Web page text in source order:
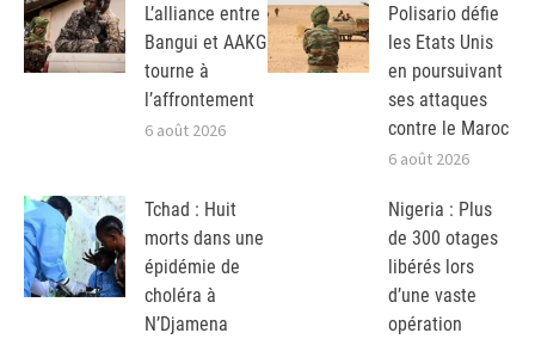
L’alliance entre
Bangui et AAKG
tourne à
l’affrontement
6 août 2026
Polisario défie
les Etats Unis
en poursuivant
ses attaques
contre le Maroc
6 août 2026
Tchad : Huit
morts dans une
épidémie de
choléra à
N’Djamena
Nigeria : Plus
de 300 otages
libérés lors
d’une vaste
opération